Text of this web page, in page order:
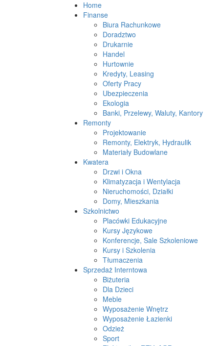
Home
Finanse
Biura Rachunkowe
Doradztwo
Drukarnie
Handel
Hurtownie
Kredyty, Leasing
Oferty Pracy
Ubezpieczenia
Ekologia
Banki, Przelewy, Waluty, Kantory
Remonty
Projektowanie
Remonty, Elektryk, Hydraulik
Materiały Budowlane
Kwatera
Drzwi i Okna
Klimatyzacja i Wentylacja
Nieruchomości, Działki
Domy, Mieszkania
Szkolnictwo
Placówki Edukacyjne
Kursy Językowe
Konferencje, Sale Szkoleniowe
Kursy i Szkolenia
Tłumaczenia
Sprzedaż Interntowa
Biżuteria
Dla Dzieci
Meble
Wyposażenie Wnętrz
Wyposażenie Łazienki
Odzież
Sport